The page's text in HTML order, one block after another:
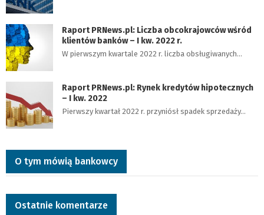
Raport PRNews.pl: Liczba obcokrajowców wśród
klientów banków – I kw. 2022 r.
W pierwszym kwartale 2022 r. liczba obsługiwanych…
Raport PRNews.pl: Rynek kredytów hipotecznych
– I kw. 2022
Pierwszy kwartał 2022 r. przyniósł spadek sprzedaży…
O tym mówią bankowcy
Ostatnie komentarze